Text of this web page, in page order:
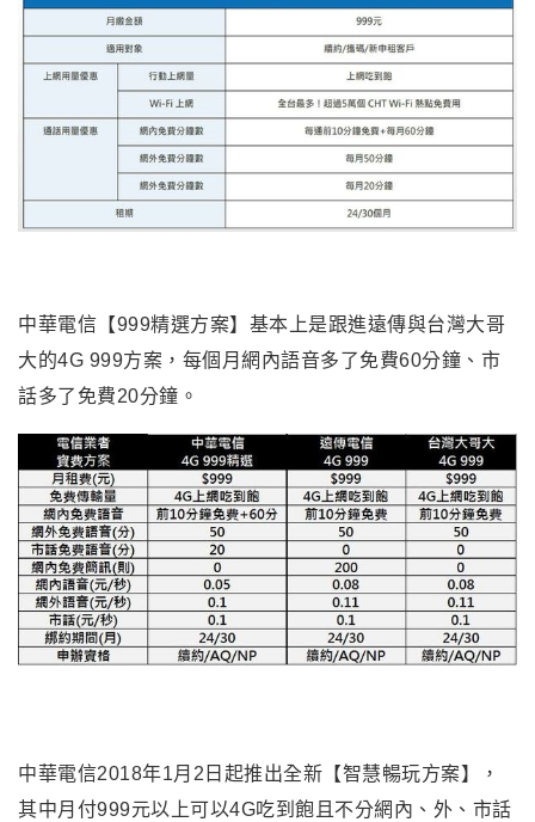
中華電信【999精選方案】基本上是跟進遠傳與台灣大哥
大的4G 999方案，每個月網內語音多了免費60分鐘、市
話多了免費20分鐘。
中華電信2018年1月2日起推出全新【智慧暢玩方案】，
其中月付999元以上可以4G吃到飽且不分網內、外、市話